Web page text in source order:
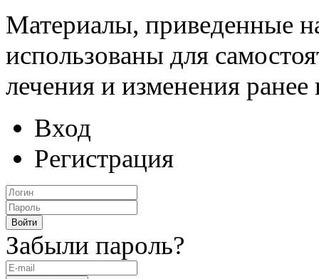
Материалы, приведенные
использованы для
лечения и изменения
Вход
Регистрация
Забыли пароль?